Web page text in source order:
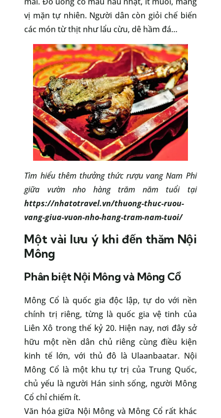
vị mặn tự nhiên. Người dân còn giỏi chế biến
các món từ thịt như lẩu cừu, dê hầm đá…
Tìm hiểu thêm thưởng thức rượu vang Nam Phi
giữa vườn nho hàng trăm năm tuổi tại
https://nhatotravel.vn/thuong-thuc-ruou-
vang-giua-vuon-nho-hang-tram-nam-tuoi/
Một vài lưu ý khi đến thăm Nội
Mông
Phân biệt Nội Mông và Mông Cổ
Mông Cổ là quốc gia độc lập, tự do với nền
chính trị riêng, từng là quốc gia vệ tinh của
Liên Xô trong thế kỷ 20. Hiện nay, nơi đây sở
hữu một nền dân chủ riêng cùng điều kiện
kinh tế lớn, với thủ đô là Ulaanbaatar. Nội
Mông Cổ là một khu tự trị của Trung Quốc,
chủ yếu là người Hán sinh sống, người Mông
Cổ chỉ chiếm ít.
Văn hóa giữa Nội Mông và Mông Cổ rất khác